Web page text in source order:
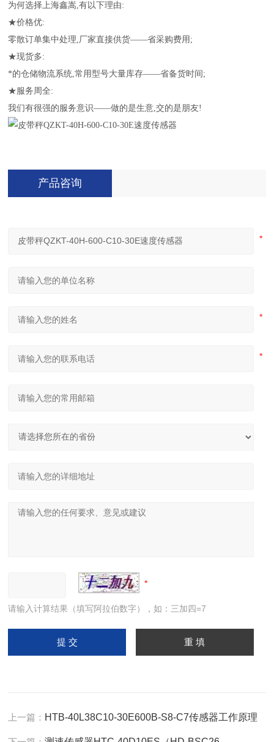
为何选择上海鑫嵩,有以下理由:
★价格优:
零散订单集中处理,厂家直接供货——省采购费用;
★现货多:
*的仓储物流系统,常用型号大量库存——省备货时间;
★服务周全:
我们有很强的服务意识——做的是生意,交的是朋友!
产品咨询
请输入计算结果（填写阿拉伯数字），如：三加四=7
上一篇： HTB-40L38C10-30E600B-S8-C7传感器工作原理